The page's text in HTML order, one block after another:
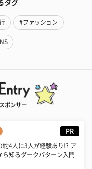
タグ
#ファッション
ポンサー
PR
約4人に3人が経験あり!? ア
ら知るダークパターン入門